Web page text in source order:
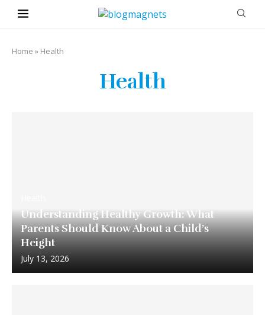
Home » Health
Health
Understanding Healthy Growth: What
Parents Should Know About a Child’s
Height
July 13, 2026